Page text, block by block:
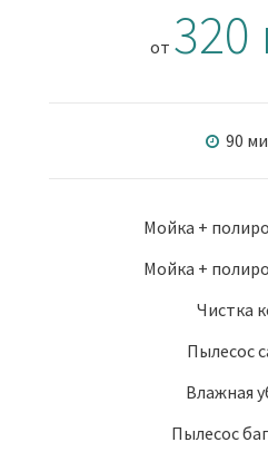
от 320
90
Мойка +
Мойка +
Чистка
Пылесос
Влажная
Пылесос